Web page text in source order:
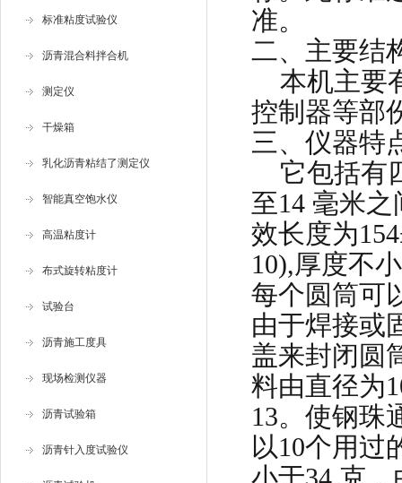
标准粘度试验仪
沥青混合料拌合机
测定仪
干燥箱
乳化沥青粘结了测定仪
智能真空饱水仪
高温粘度计
布式旋转粘度计
试验台
沥青施工度具
现场检测仪器
沥青试验箱
沥青针入度试验仪
准。
二、 主要结
本机主要
控制器等部
三、 仪器特
它包括有
至14 毫米
效长度为
10),厚度不
每个圆筒可
由于焊接或
盖来封闭圆
料由直径为
13。使钢珠
以10个用过